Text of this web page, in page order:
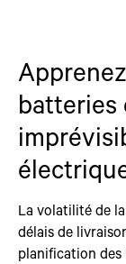
batteries
La volatilité de
délais de
planification